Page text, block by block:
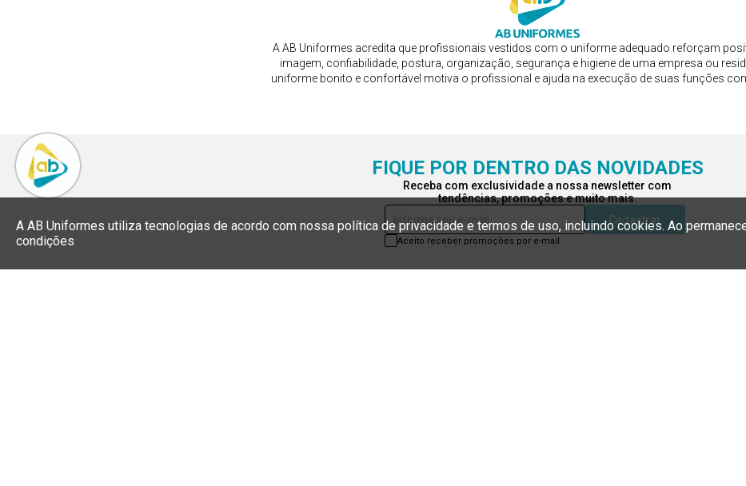
A AB Uniformes utiliza tecnologias de acordo com nossa política de privacidade e termos de uso, incluindo cookies. Ao
condições